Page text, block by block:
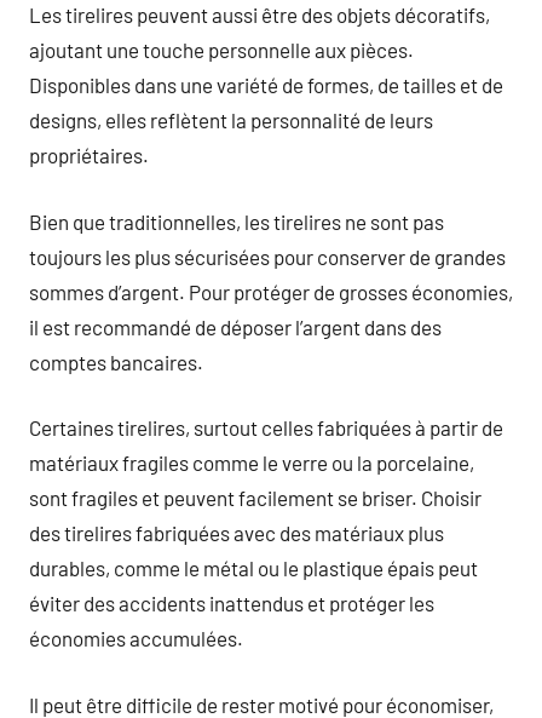
Les tirelires peuvent aussi être des objets décoratifs,
ajoutant une touche personnelle aux pièces.
Disponibles dans une variété de formes, de tailles et de
designs, elles reflètent la personnalité de leurs
propriétaires.
Bien que traditionnelles, les tirelires ne sont pas
toujours les plus sécurisées pour conserver de grandes
sommes d’argent. Pour protéger de grosses économies,
il est recommandé de déposer l’argent dans des
comptes bancaires.
Certaines tirelires, surtout celles fabriquées à partir de
matériaux fragiles comme le verre ou la porcelaine,
sont fragiles et peuvent facilement se briser. Choisir
des tirelires fabriquées avec des matériaux plus
durables, comme le métal ou le plastique épais peut
éviter des accidents inattendus et protéger les
économies accumulées.
Il peut être difficile de rester motivé pour économiser,